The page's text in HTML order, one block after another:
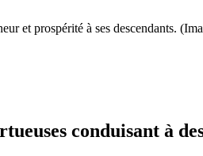
et prospérité à ses descendants.
conduisant à